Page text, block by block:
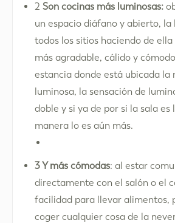
2 Son cocinas más luminosas:
un espacio diáfano y abierto, la
todos los sitios haciendo de
más agradable, cálido y
estancia donde está ubicada la
luminosa, la sensación de
doble y si ya de por si la sala es
manera lo es aún más.
3 Y más cómodas: al estar
directamente con el salón o el
facilidad para llevar alimentos,
coger cualquier cosa de la